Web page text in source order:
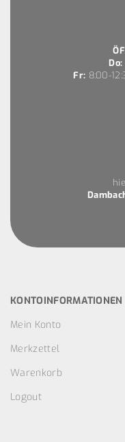
Do:
Fr: 8:00-
KONTOINFORMATIONEN
Mein Konto
Merkzettel
Warenkorb
Logout